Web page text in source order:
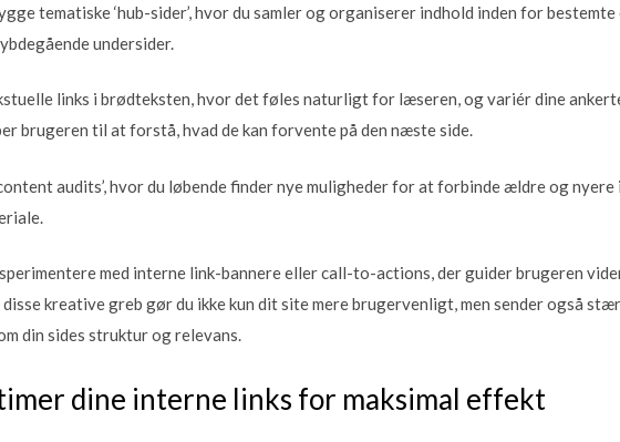
tematiske ‘hub-sider’, hvor du samler og organiserer indhold inden for
undersider.
links i brødteksten, hvor det føles naturligt for læseren, og variér dine
brugeren til at forstå, hvad de kan forvente på den næste side.
audits’, hvor du løbende finder nye muligheder for at forbinde ældre og
med interne link-bannere eller call-to-actions, der guider brugeren
disse kreative greb gør du ikke kun dit site mere brugervenligt, men sender også
din sides struktur og relevans.
dine interne links for maksimal effekt